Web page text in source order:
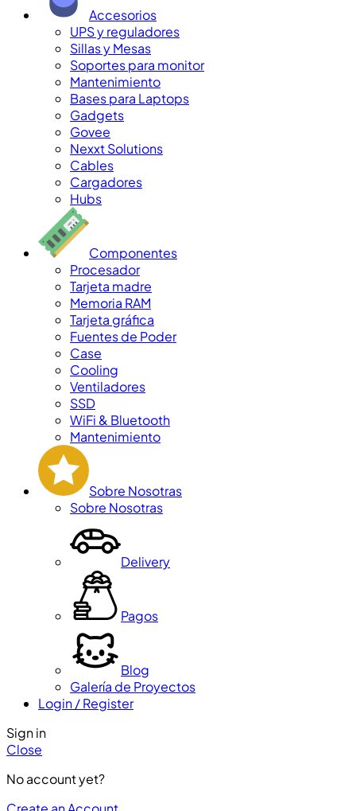
Accesorios
UPS y reguladores
Sillas y Mesas
Soportes para monitor
Mantenimiento
Bases para Laptops
Gadgets
Govee
Nexxt Solutions
Cables
Cargadores
Hubs
Componentes
Procesador
Tarjeta madre
Memoria RAM
Tarjeta gráfica
Fuentes de Poder
Case
Cooling
Ventiladores
SSD
WiFi & Bluetooth
Mantenimiento
Sobre Nosotras
Sobre Nosotras
Delivery
Pagos
Blog
Galería de Proyectos
Login / Register
Sign in
Close
No account yet?